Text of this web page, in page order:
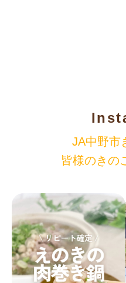
JA中野市
皆様のきの